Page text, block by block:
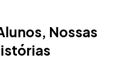
Nossas